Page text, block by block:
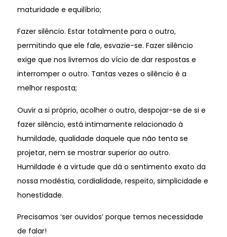
maturidade e equilíbrio;
Fazer silêncio. Estar totalmente para o outro,
permitindo que ele fale, esvazie-se. Fazer silêncio
exige que nos livremos do vício de dar respostas e
interromper o outro. Tantas vezes o silêncio é a
melhor resposta;
Ouvir a si próprio, acolher o outro, despojar-se de si e
fazer silêncio, está intimamente relacionado à
humildade, qualidade daquele que não tenta se
projetar, nem se mostrar superior ao outro.
Humildade é a virtude que dá o sentimento exato da
nossa modéstia, cordialidade, respeito, simplicidade e
honestidade.
Precisamos ‘ser ouvidos’ porque temos necessidade
de falar!